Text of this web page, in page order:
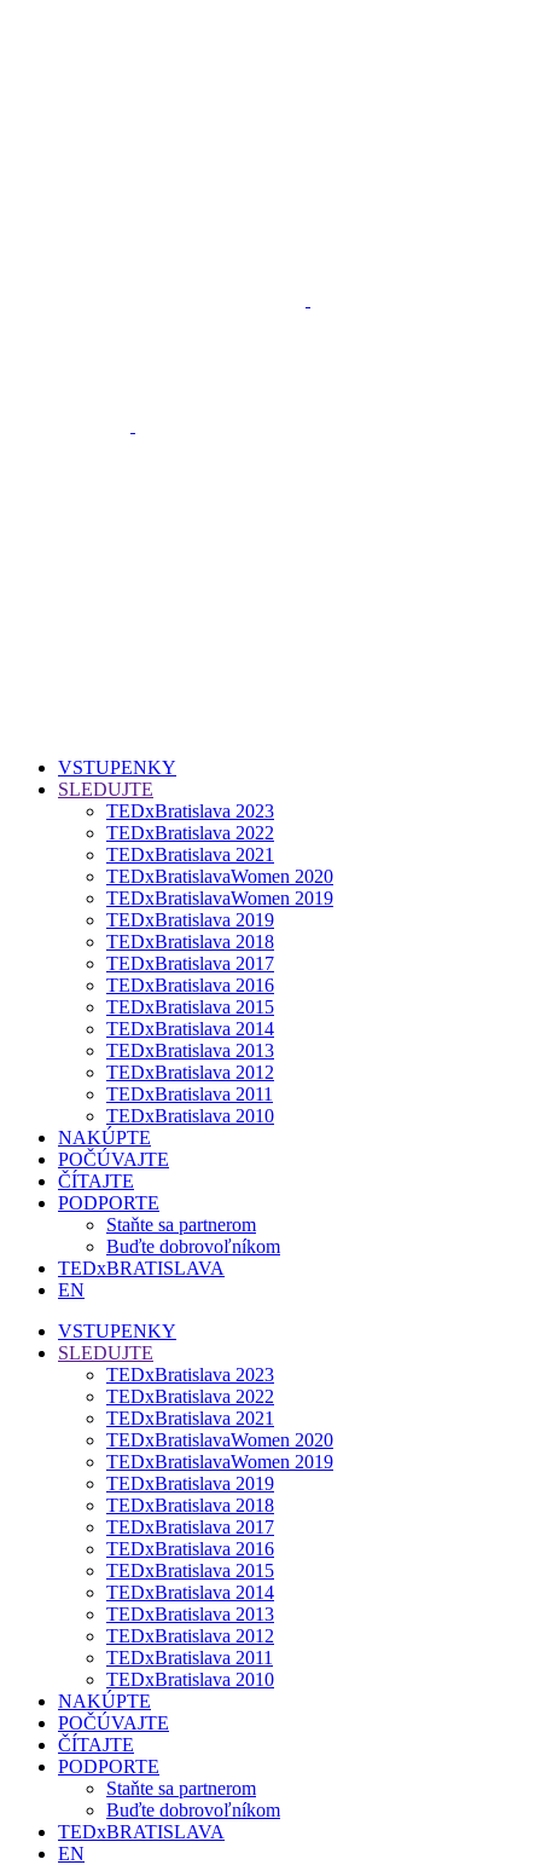
VSTUPENKY
SLEDUJTE
TEDxBratislava 2023
TEDxBratislava 2022
TEDxBratislava 2021
TEDxBratislavaWomen 2020
TEDxBratislavaWomen 2019
TEDxBratislava 2019
TEDxBratislava 2018
TEDxBratislava 2017
TEDxBratislava 2016
TEDxBratislava 2015
TEDxBratislava 2014
TEDxBratislava 2013
TEDxBratislava 2012
TEDxBratislava 2011
TEDxBratislava 2010
NAKÚPTE
POČÚVAJTE
ČÍTAJTE
PODPORTE
Staňte sa partnerom
Buďte dobrovoľníkom
TEDxBRATISLAVA
EN
VSTUPENKY
SLEDUJTE
TEDxBratislava 2023
TEDxBratislava 2022
TEDxBratislava 2021
TEDxBratislavaWomen 2020
TEDxBratislavaWomen 2019
TEDxBratislava 2019
TEDxBratislava 2018
TEDxBratislava 2017
TEDxBratislava 2016
TEDxBratislava 2015
TEDxBratislava 2014
TEDxBratislava 2013
TEDxBratislava 2012
TEDxBratislava 2011
TEDxBratislava 2010
NAKÚPTE
POČÚVAJTE
ČÍTAJTE
PODPORTE
Staňte sa partnerom
Buďte dobrovoľníkom
TEDxBRATISLAVA
EN